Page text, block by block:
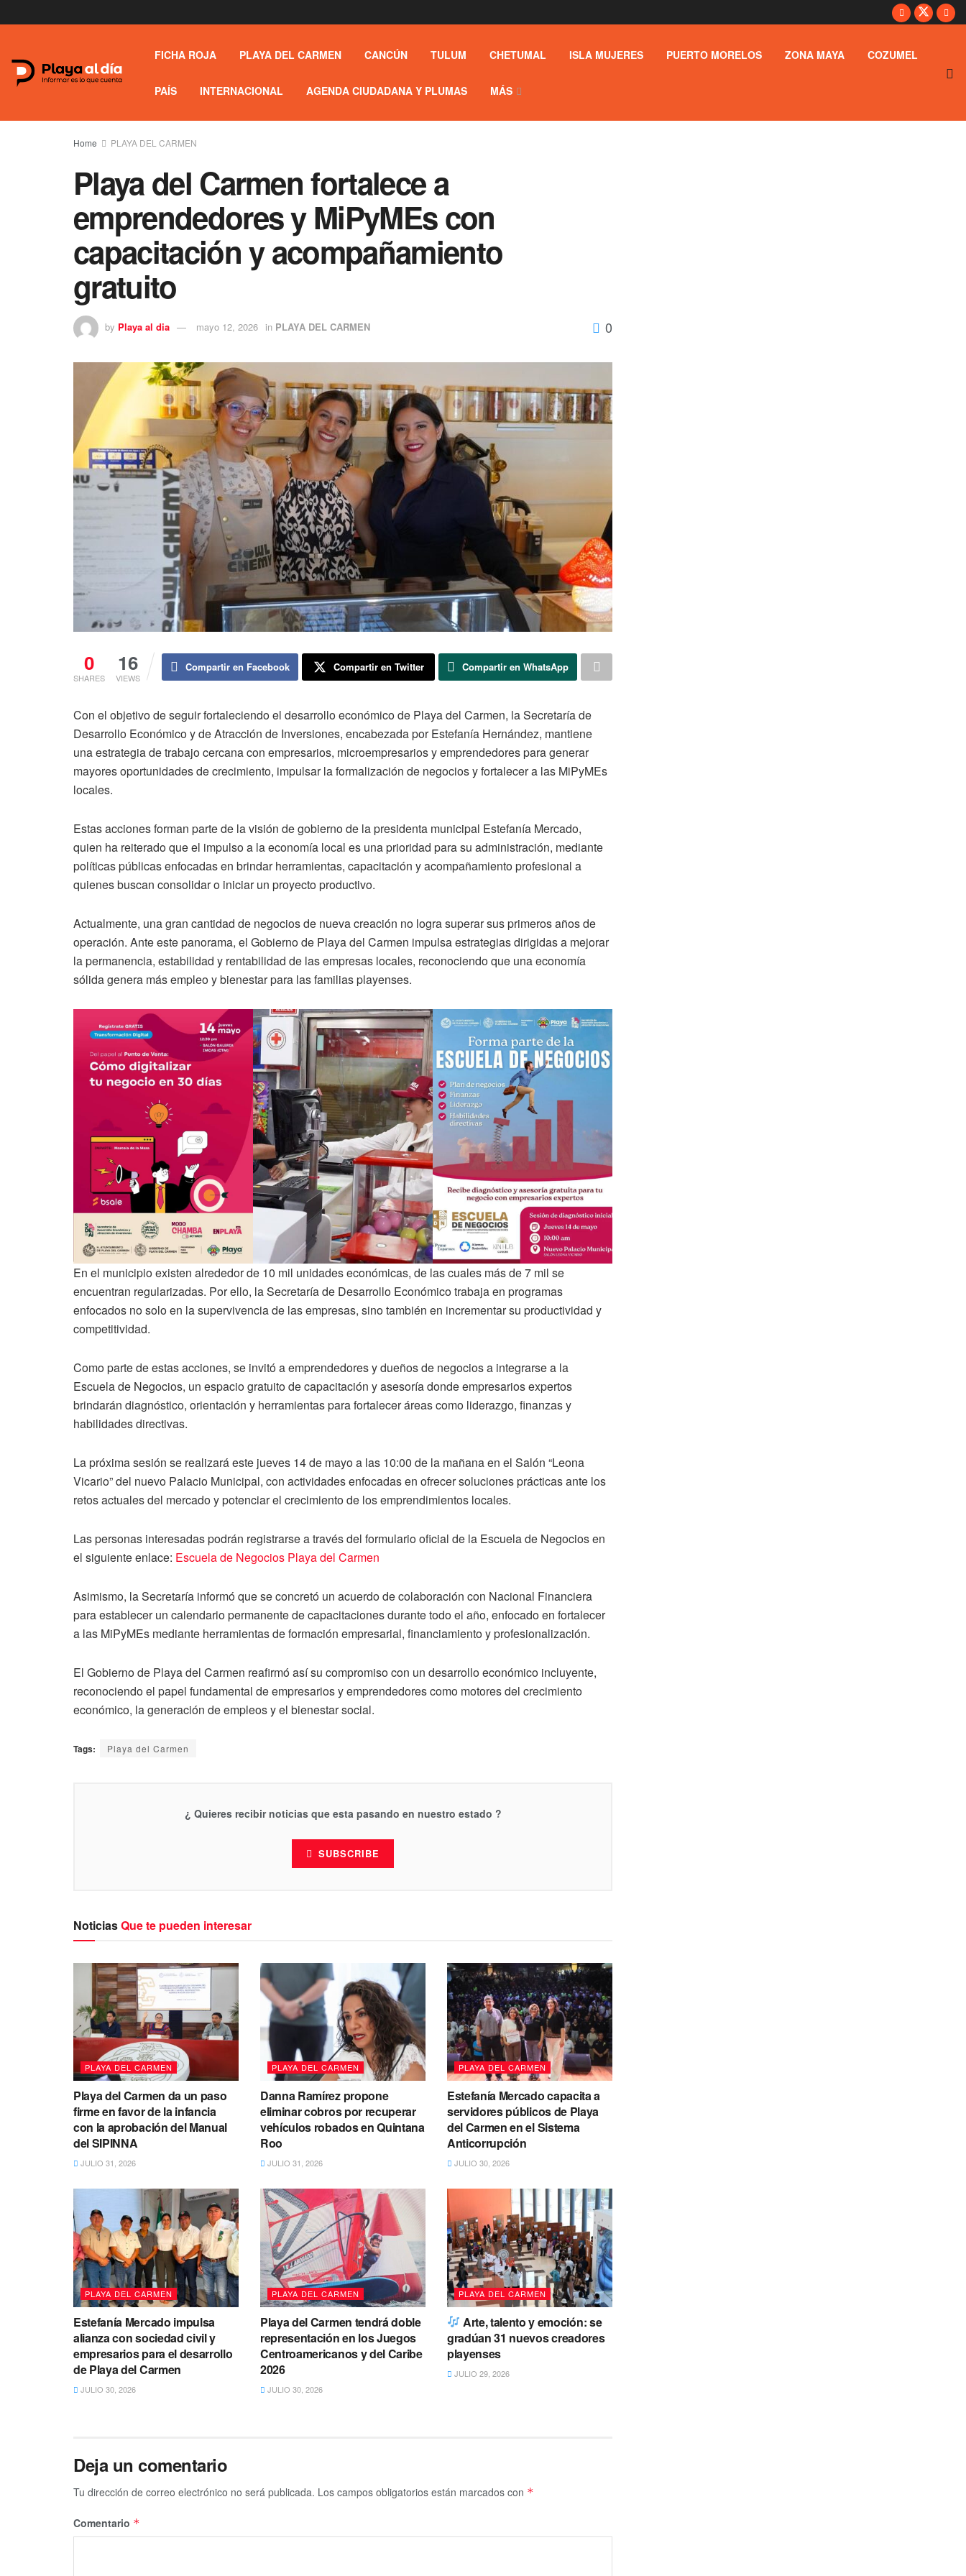
FICHA ROJA PLAYA DEL CARMEN CANCÚN TULUM CHETUMAL ISLA MUJERES PUERTO MORELOS ZONA MAYA COZUMEL
PAÍS INTERNACIONAL AGENDA CIUDADANA Y PLUMAS MÁS
Home PLAYA DEL CARMEN
Playa del Carmen fortalece a
emprendedores y MiPyMEs con
capacitación y acompañamiento
gratuito
by Playa al dia mayo 12, 2026 in PLAYA DEL CARMEN 0
0
SHARES
16
VIEWS
Compartir en Facebook Compartir en Twitter Compartir en WhatsApp
Con el objetivo de seguir fortaleciendo el desarrollo económico de Playa del Carmen, la Secretaría de
Desarrollo Económico y de Atracción de Inversiones, encabezada por Estefanía Hernández, mantiene
una estrategia de trabajo cercana con empresarios, microempresarios y emprendedores para generar
mayores oportunidades de crecimiento, impulsar la formalización de negocios y fortalecer a las MiPyMEs
locales.
Estas acciones forman parte de la visión de gobierno de la presidenta municipal Estefanía Mercado,
quien ha reiterado que el impulso a la economía local es una prioridad para su administración, mediante
políticas públicas enfocadas en brindar herramientas, capacitación y acompañamiento profesional a
quienes buscan consolidar o iniciar un proyecto productivo.
Actualmente, una gran cantidad de negocios de nueva creación no logra superar sus primeros años de
operación. Ante este panorama, el Gobierno de Playa del Carmen impulsa estrategias dirigidas a mejorar
la permanencia, estabilidad y rentabilidad de las empresas locales, reconociendo que una economía
sólida genera más empleo y bienestar para las familias playenses.
En el municipio existen alrededor de 10 mil unidades económicas, de las cuales más de 7 mil se
encuentran regularizadas. Por ello, la Secretaría de Desarrollo Económico trabaja en programas
enfocados no solo en la supervivencia de las empresas, sino también en incrementar su productividad y
competitividad.
Como parte de estas acciones, se invitó a emprendedores y dueños de negocios a integrarse a la
Escuela de Negocios, un espacio gratuito de capacitación y asesoría donde empresarios expertos
brindarán diagnóstico, orientación y herramientas para fortalecer áreas como liderazgo, finanzas y
habilidades directivas.
La próxima sesión se realizará este jueves 14 de mayo a las 10:00 de la mañana en el Salón “Leona
Vicario” del nuevo Palacio Municipal, con actividades enfocadas en ofrecer soluciones prácticas ante los
retos actuales del mercado y potenciar el crecimiento de los emprendimientos locales.
Las personas interesadas podrán registrarse a través del formulario oficial de la Escuela de Negocios en
el siguiente enlace: Escuela de Negocios Playa del Carmen
Asimismo, la Secretaría informó que se concretó un acuerdo de colaboración con Nacional Financiera
para establecer un calendario permanente de capacitaciones durante todo el año, enfocado en fortalecer
a las MiPyMEs mediante herramientas de formación empresarial, financiamiento y profesionalización.
El Gobierno de Playa del Carmen reafirmó así su compromiso con un desarrollo económico incluyente,
reconociendo el papel fundamental de empresarios y emprendedores como motores del crecimiento
económico, la generación de empleos y el bienestar social.
Tags: Playa del Carmen
¿ Quieres recibir noticias que esta pasando en nuestro estado ?
SUBSCRIBE
NoticiasQue te pueden interesar
PLAYA DEL CARMEN
Playa del Carmen da un paso
firme en favor de la infancia
con la aprobación del Manual
del SIPINNA
JULIO 31, 2026
PLAYA DEL CARMEN
Danna Ramírez propone
eliminar cobros por recuperar
vehículos robados en Quintana
Roo
JULIO 31, 2026
PLAYA DEL CARMEN
Estefanía Mercado capacita a
servidores públicos de Playa
del Carmen en el Sistema
Anticorrupción
JULIO 30, 2026
PLAYA DEL CARMEN
Estefanía Mercado impulsa
alianza con sociedad civil y
empresarios para el desarrollo
de Playa del Carmen
JULIO 30, 2026
PLAYA DEL CARMEN
Playa del Carmen tendrá doble
representación en los Juegos
Centroamericanos y del Caribe
2026
JULIO 30, 2026
PLAYA DEL CARMEN
Arte, talento y emoción: se
gradúan 31 nuevos creadores
playenses
JULIO 29, 2026
Deja un comentario
Tu dirección de correo electrónico no será publicada. Los campos obligatorios están marcados con *
Comentario *